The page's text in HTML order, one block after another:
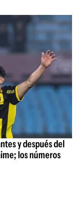
y después del
los números